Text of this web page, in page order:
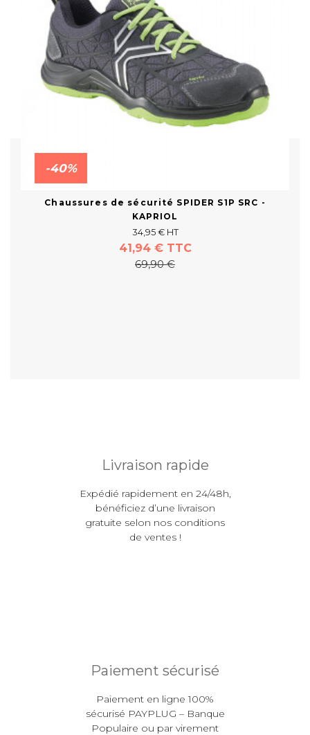
-40%
Chaussures de sécurité SPIDER S1P SRC -
KAPRIOL
34,95 € HT
41,94 € TTC
69,90 €
Livraison rapide
Expédié rapidement en 24/48h,
bénéficiez d’une livraison
gratuite selon nos conditions
de ventes !
Paiement sécurisé
Paiement en ligne 100%
sécurisé PAYPLUG – Banque
Populaire ou par virement